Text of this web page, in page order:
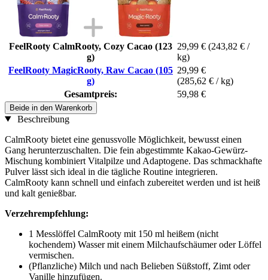
FeelRooty CalmRooty, Cozy Cacao (123
g)
29,99 € (243,82 € /
kg)
FeelRooty MagicRooty, Raw Cacao (105
g)
29,99 €
(285,62 € / kg)
Gesamtpreis:
59,98 €
Beide in den Warenkorb
Beschreibung
CalmRooty bietet eine genussvolle Möglichkeit, bewusst einen
Gang herunterzuschalten. Die fein abgestimmte Kakao-Gewürz-
Mischung kombiniert Vitalpilze und Adaptogene. Das schmackhafte
Pulver lässt sich ideal in die tägliche Routine integrieren.
CalmRooty kann schnell und einfach zubereitet werden und ist heiß
und kalt genießbar.
Verzehrempfehlung:
1 Messlöffel CalmRooty mit 150 ml heißem (nicht
kochendem) Wasser mit einem Milchaufschäumer oder Löffel
vermischen.
(Pflanzliche) Milch und nach Belieben Süßstoff, Zimt oder
Vanille hinzufügen.